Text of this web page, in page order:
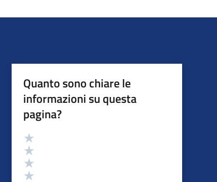
Quanto sono chiare le
informazioni su questa
pagina?
Valutazione